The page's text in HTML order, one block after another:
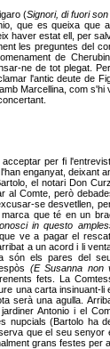
(Signori, di fuori
que es queixa que
haver estat ell, per
les preguntes del
de
ne de tot plegat.
l'antic deute de
Marcellina, com s'hi
per fi
enganyat, deixant
el notari Don
al Comte, però
se desvetllen,
que té en un
in questo
ve a pagar el
a un acord i li
són els pares del
(E Susanna non
fets. La
una carta insinuant-li
serà una agulla.
jardiner Antonio i el
nupcials (Bartolo ha
que el seu senyor
grans festes per